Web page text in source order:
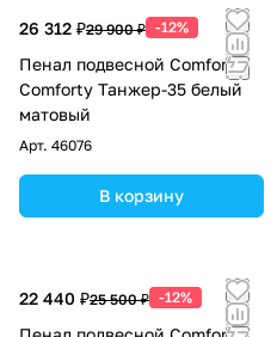
26 312 ₽29 900 ₽ -12%
Пенал подвесной Comforty
Comforty Танжер-35 белый
матовый
Арт. 46076
В корзину
22 440 ₽25 500 ₽ -12%